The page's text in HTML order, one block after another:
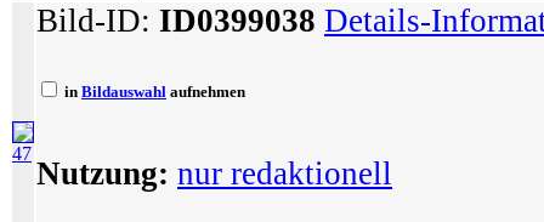
47
Bild-ID: ID0399038 Details-
in Bildauswahl aufnehmen
Nutzung: nur redaktionell